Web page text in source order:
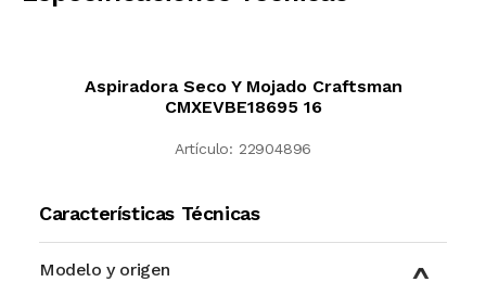
Aspiradora Seco Y Mojado Craftsman
CMXEVBE18695 16
Artículo: 22904896
Características Técnicas
Modelo y origen